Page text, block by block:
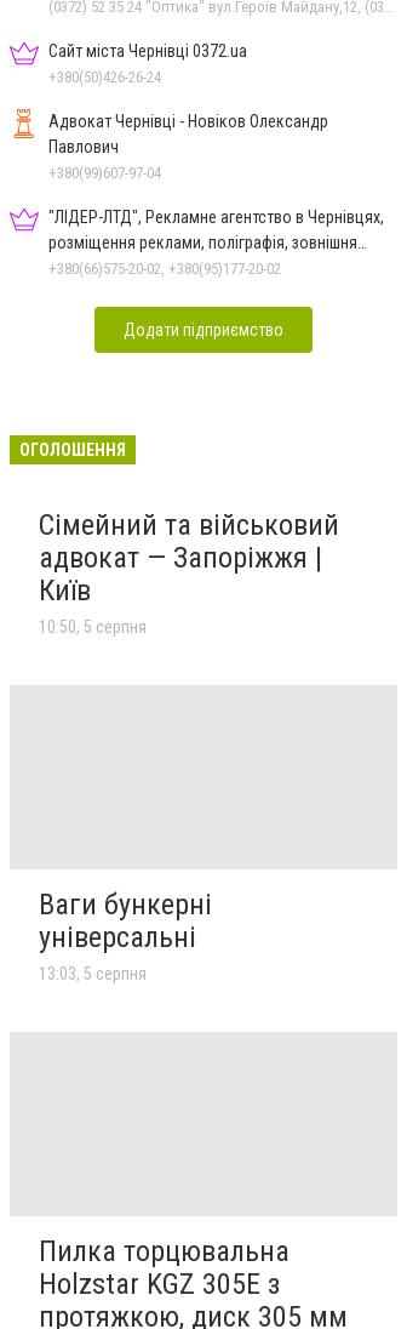
Сайт міста Чернівці 0372.ua
+380(50)426-26-24
Адвокат Чернівці - Новіков Олександр
Павлович
+380(99)607-97-04
"ЛІДЕР-ЛТД", Рекламне агентство в Чернівцях,
розміщення реклами, поліграфія, зовнішня
реклама
+380(66)575-20-02, +380(95)177-20-02
Додати підприємство
ОГОЛОШЕННЯ
Сімейний та військовий
адвокат — Запоріжжя |
Київ
10:50, 5 серпня
Ваги бункерні
універсальні
13:03, 5 серпня
Пилка торцювальна
Holzstar KGZ 305E з
протяжкою, диск 305 мм